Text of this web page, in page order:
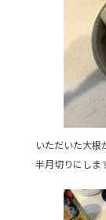
いただいた大根
半月切りにしま